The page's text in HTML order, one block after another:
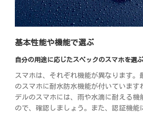
基本性能や機能で選ぶ
自分の用途に応じたスペックのスマホを選
スマホは、それぞれ機能が異なります。
のスマホに耐水防水機能が付いています
デルのスマホには、雨や水滴に耐える機
ので、確認しましょう。また、認証機能